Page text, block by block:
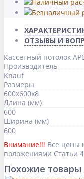
ОТЗЫВЫ И
Кассетный потолок
Производитель
Knauf
Размеры
600х600х8
Длина (мм)
600
Ширина (мм)
600
Внимание!!! Все цены
положениями Статьи
Похожие товары